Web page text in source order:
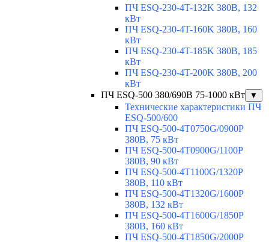
ПЧ ESQ-230-4T-132K 380В, 132
кВт
ПЧ ESQ-230-4T-160K 380В, 160
кВт
ПЧ ESQ-230-4T-185K 380В, 185
кВт
ПЧ ESQ-230-4T-200K 380В, 200
кВт
ПЧ ESQ-500 380/690В 75-1000 кВт
▼
Технические характеристики ПЧ
ESQ-500/600
ПЧ ESQ-500-4T0750G/0900P
380В, 75 кВт
ПЧ ESQ-500-4T0900G/1100P
380В, 90 кВт
ПЧ ESQ-500-4T1100G/1320P
380В, 110 кВт
ПЧ ESQ-500-4T1320G/1600P
380В, 132 кВт
ПЧ ESQ-500-4T1600G/1850P
380В, 160 кВт
ПЧ ESQ-500-4T1850G/2000P